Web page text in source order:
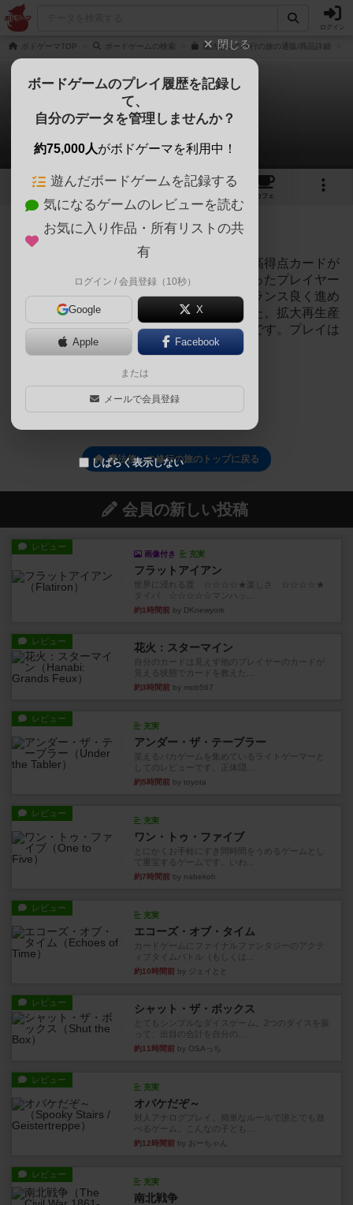
ログイン
ボドゲーマTOP ボードゲームの検索 魔法使いの修行の旅の通販/商品詳細
魔法使いの修行の旅
1件のリプレイ日記
4 2 4
カフェ
695名に読まれています
投稿日：2020年02月17日 18時21分
詳しくは動画参照なのですが、序盤でも、高得点カードが
買えてました。ワープばかりする戦略を取ったプレイヤー
は終盤の展開力が追い付かず、そのままバランス良く進め
たプレイヤーが逃げ切るかたちになりました。拡大再生産
要素が少な目のままプレイが終了した動画です。プレイは
15分から始まってます🎵
熱中ボードゲーム部 部長 大場 康弘
続きを読む
魔法使いの修行の旅のトップに戻る
会員の新しい投稿
レビュー
画像付き 充実
フラットアイアン
世界に浸れる度 ☆☆☆☆★楽しさ ☆☆☆☆★
タイパ ☆☆☆☆☆マンハッ...
約1時間前 by DKnewyork
レビュー 花火：スターマイン
自分のカードは見えず他のプレイヤーのカードが
見える状態でカードを教えた...
約3時間前 by mob567
レビュー
充実
アンダー・ザ・テーブラー
笑えるバカゲームを集めているライトゲーマーと
してのレビューです。正体隠...
約5時間前 by toyota
レビュー
充実
ワン・トゥ・ファイブ
とにかくお手軽にすき間時間をうめるゲームとし
て重宝するゲームです。いわ...
約7時間前 by nabekoh
レビュー
充実
エコーズ・オブ・タイム
カードゲームにファイナルファンタジーのアクテ
ィブタイムバトル（もしくは...
約10時間前 by ジェイとと
レビュー シャット・ザ・ボックス
とてもシンプルなダイスゲーム。2つのダイスを振
って、出目の合計を自分の...
約11時間前 by OSAっち
レビュー
充実
オバケだぞ～
対人アナログプレイ。簡単なルールで誰とでも遊
べるゲーム。こんなの子ども...
約12時間前 by おーちゃん
レビュー
充実
南北戦争
閉じる
ボードゲームのプレイ履歴を記録し
て、
自分のデータを管理しませんか？
約75,000人がボドゲーマを利用中！
遊んだボードゲームを記録する
気になるゲームのレビューを読む
お気に入り作品・所有リストの共
有
ログイン / 会員登録（10秒）
Google X
Apple Facebook
または
メールで会員登録
しばらく表示しない